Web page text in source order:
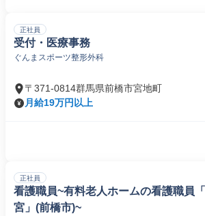
正社員
受付・医療事務
ぐんまスポーツ整形外科
〒371-0814群馬県前橋市宮地町
月給19万円以上
正社員
看護職員~有料老人ホームの看護職員
宮」(前橋市)~